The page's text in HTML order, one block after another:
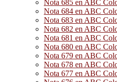
Nota 685 en ABC
Nota 684 en ABC
Nota 683 en ABC
Nota 682 en ABC
Nota 681 en ABC
Nota 680 en ABC
Nota 679 en ABC
Nota 678 en ABC
Nota 677 en ABC